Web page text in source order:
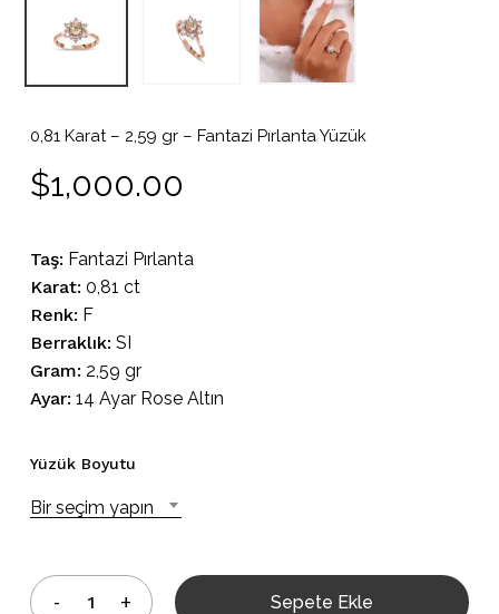
0,81 Karat – 2,59 gr – Fantazi Pırlanta Yüzük
$1,000.00
Taş: Fantazi Pırlanta
Karat: 0,81 ct
Renk: F
Berraklık: SI
Gram: 2,59 gr
Ayar: 14 Ayar Rose Altın
Yüzük Boyutu
Bir seçim yapın
Sepete Ekle